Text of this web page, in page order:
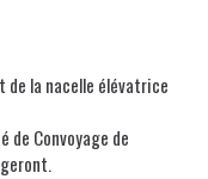
de la nacelle élévatrice
de Convoyage de